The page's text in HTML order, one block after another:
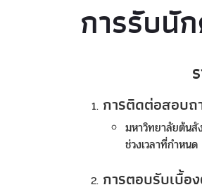
การรับนั
การติดต่อสอบถ
มหาวิทยาลัยต้นสั
ช่วงเวลาที่กำห
การตอบรับเบื้อ